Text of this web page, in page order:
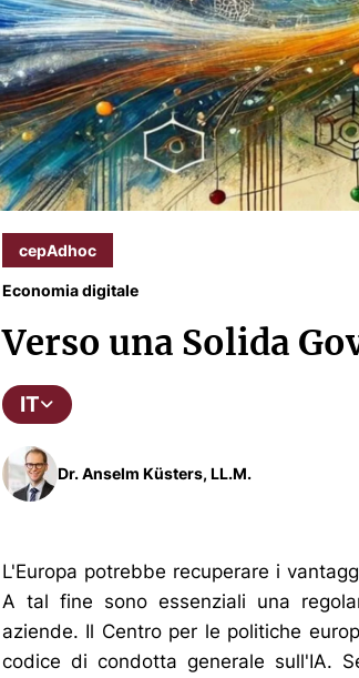
cepAdhoc
Economia digitale
Verso una Solida
IT
Dr. Anselm Küsters, LL.M.
L'Europa potrebbe recuperare i
A tal fine sono essenziali una
aziende. Il Centro per le politiche
codice di condotta generale sull'IA.